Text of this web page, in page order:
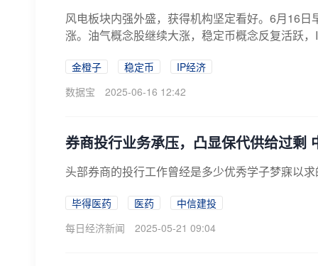
风电板块内强外盛，获得机构坚定看好。6月16
涨。油气概念股继续大涨，稳定币概念反复活跃
金橙子 稳定币
IP经济
数据宝
2025-06-16 12:42
券商投行业务承压，凸显保代供给过剩
头部券商的投行工作曾经是多少优秀学子梦寐以
毕得医药 医药
中信建投
每日经济新闻
2025-05-21 09:04